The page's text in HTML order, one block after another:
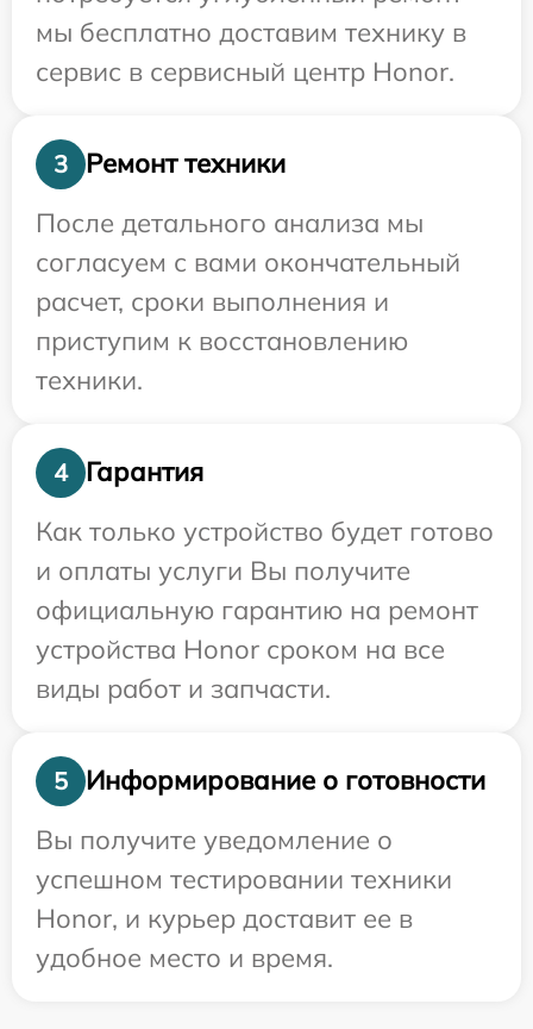
мы бесплатно доставим технику в
сервис в сервисный центр Honor.
3
Ремонт техники
После детального анализа мы
согласуем с вами окончательный
расчет, сроки выполнения и
приступим к восстановлению
техники.
4
Гарантия
Как только устройство будет готово
и оплаты услуги Вы получите
официальную гарантию на ремонт
устройства Honor сроком на все
виды работ и запчасти.
5
Информирование о готовности
Вы получите уведомление о
успешном тестировании техники
Honor, и курьер доставит ее в
удобное место и время.